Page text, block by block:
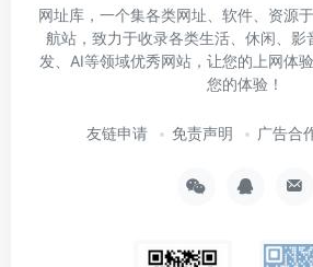
网址库，一个集各类网址、软件、资源
航站，致力于收录各类生活、休闲、影
发、AI等领域优秀网站，让您的上网体
您的体验！
友链申请 免责声明 广告合